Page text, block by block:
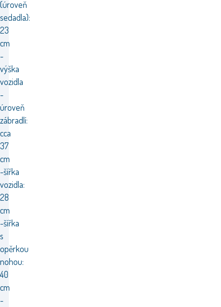
(úroveň
sedadla):
23
cm
-
výška
vozidla
-
úroveň
zábradlí:
cca
37
cm
-šířka
vozidla:
28
cm
-šířka
s
opěrkou
nohou:
40
cm
-